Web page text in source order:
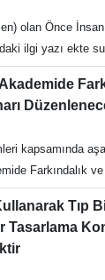
ve yakınlarına
kurulduğu
kapsamında
Farkındalık
Adı: İntihal.net
ve Arayüz
ve öğrencilerin
için bu
benzerlik tespit
Tasarlama